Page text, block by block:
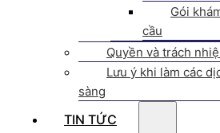
Gói
cầu
Quyền và trách
Lưu ý khi làm các
sàng
TIN TỨC